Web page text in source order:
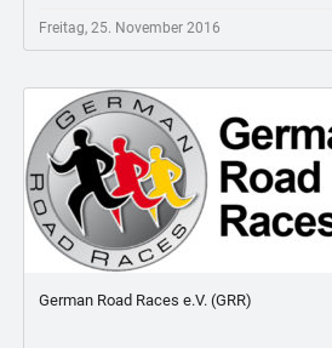
Freitag, 25. November 2016
German Road Races e.V. (GRR)